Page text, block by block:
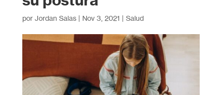
por Jordan Salas| Nov 3, 2021 | Salud